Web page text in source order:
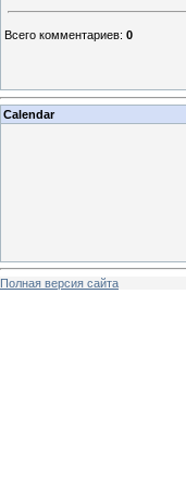
Всего комментариев: 0
Calendar
Полная версия сайта